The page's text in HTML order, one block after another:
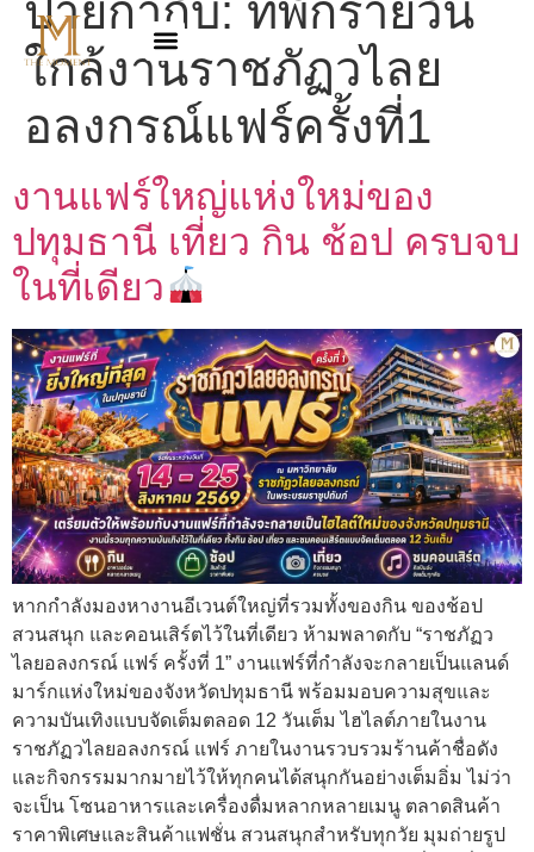
ป้ายกำกับ: ที่พักรายวัน
ใกล้งานราชภัฏวไลย
อลงกรณ์แฟร์ครั้งที่1
งานแฟร์ใหญ่แห่งใหม่ของ
ปทุมธานี เที่ยว กิน ช้อป ครบจบ
ในที่เดียว
หากกำลังมองหางานอีเวนต์ใหญ่ที่รวมทั้งของกิน ของช้อป
สวนสนุก และคอนเสิร์ตไว้ในที่เดียว ห้ามพลาดกับ “ราชภัฏว
ไลยอลงกรณ์ แฟร์ ครั้งที่ 1” งานแฟร์ที่กำลังจะกลายเป็นแลนด์
มาร์กแห่งใหม่ของจังหวัดปทุมธานี พร้อมมอบความสุขและ
ความบันเทิงแบบจัดเต็มตลอด 12 วันเต็ม ไฮไลต์ภายในงาน
ราชภัฏวไลยอลงกรณ์ แฟร์ ภายในงานรวบรวมร้านค้าชื่อดัง
และกิจกรรมมากมายไว้ให้ทุกคนได้สนุกกันอย่างเต็มอิ่ม ไม่ว่า
จะเป็น โซนอาหารและเครื่องดื่มหลากหลายเมนู ตลาดสินค้า
ราคาพิเศษและสินค้าแฟชั่น สวนสนุกสำหรับทุกวัย มุมถ่ายรูป